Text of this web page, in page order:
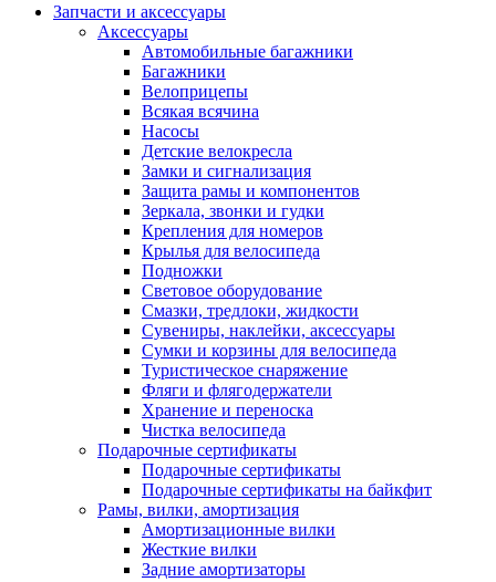
Запчасти и аксессуары
Аксессуары
Автомобильные багажники
Багажники
Велоприцепы
Всякая всячина
Насосы
Детские велокресла
Замки и сигнализация
Защита рамы и компонентов
Зеркала, звонки и гудки
Крепления для номеров
Крылья для велосипеда
Подножки
Световое оборудование
Смазки, тредлоки, жидкости
Сувениры, наклейки, аксессуары
Сумки и корзины для велосипеда
Туристическое снаряжение
Фляги и флягодержатели
Хранение и переноска
Чистка велосипеда
Подарочные сертификаты
Подарочные сертификаты
Подарочные сертификаты на байкфит
Рамы, вилки, амортизация
Амортизационные вилки
Жесткие вилки
Задние амортизаторы